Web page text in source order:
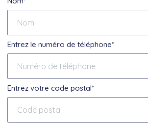
Entrez le numéro de téléphone*
Entrez votre code postal*